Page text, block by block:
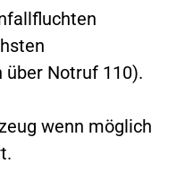
Notruf 110).
wenn möglich